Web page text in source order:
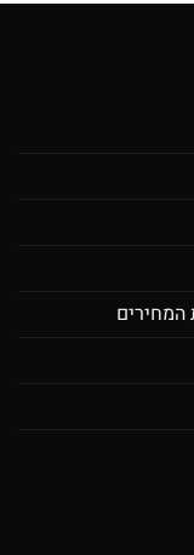
המחירים